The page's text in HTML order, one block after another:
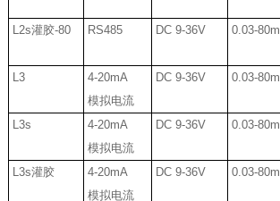
L2s灌胶-80 RS485 DC 9-36V 0.03-80m
L3
4-20mA
模拟电流
DC 9-36V 0.03-80m
L3s
4-20mA
模拟电流
DC 9-36V 0.03-80m
L3s灌胶
4-20mA
模拟电流
DC 9-36V 0.03-80m